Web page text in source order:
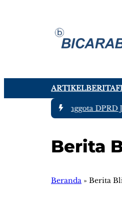
ARTIKELBERITA
Ada tujuh Anggota DPRD
Berita
Beranda » Berita